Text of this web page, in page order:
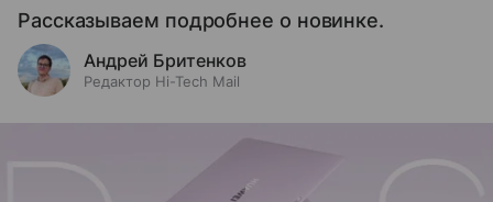
Рассказываем подробнее о новинке.
Андрей Бритенков
Редактор Hi-Tech Mail